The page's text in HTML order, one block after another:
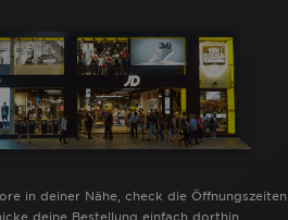
in deiner Nähe, check die Öffnungszeiten
deine Bestellung einfach dorthin.